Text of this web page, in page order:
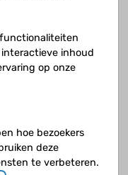
een verhoogde
je een
inhoud
op onze
hoe bezoekers
deze
te verbeteren.